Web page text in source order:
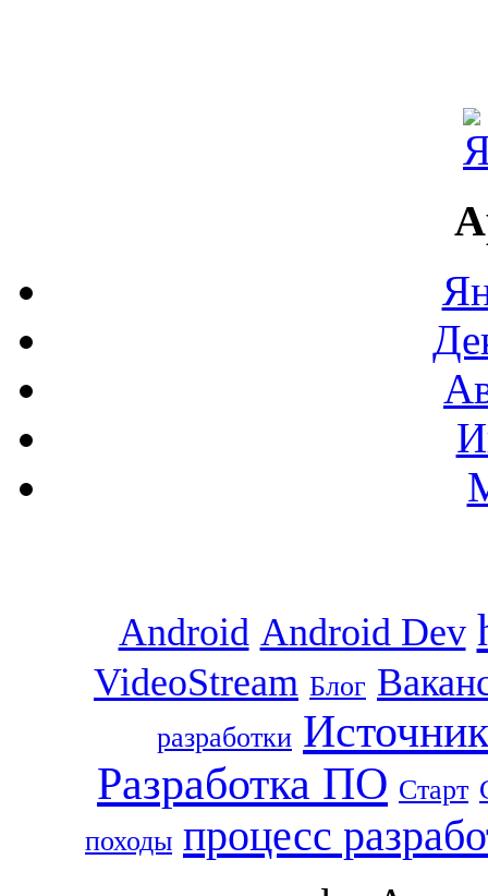
Android Android Dev
VideoStream Блог
разработки
Разработка ПО Старт
походы процесс